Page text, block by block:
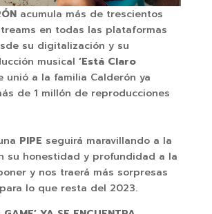
acumula más de trescientos
en todas las plataformas
su digitalización y su
musical ‘Está Claro
unió a la familia Calderón ya
de 1 millón de reproducciones
PIPE seguirá maravillando a la
su honestidad y profundidad a la
y nos traerá más sorpresas
lo que resta del 2023.